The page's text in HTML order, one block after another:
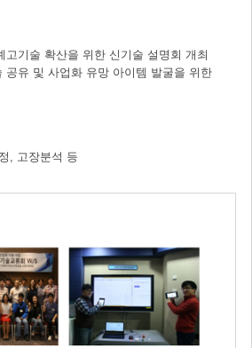
고기술 확산을 위한 신기술 설명회 개최
공유 및 사업화 유망 아이템 발굴을 위한
, 고장분석 등